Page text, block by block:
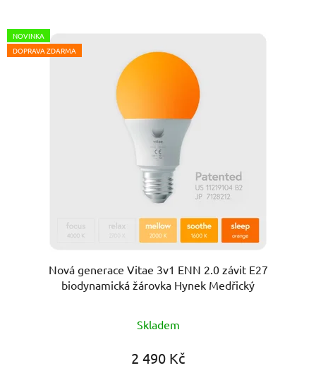
NOVINKA
DOPRAVA ZDARMA
Nová generace Vitae 3v1 ENN 2.0 závit E27
biodynamická žárovka Hynek Medřický
hodnocení
produktu
Skladem
2 490 Kč